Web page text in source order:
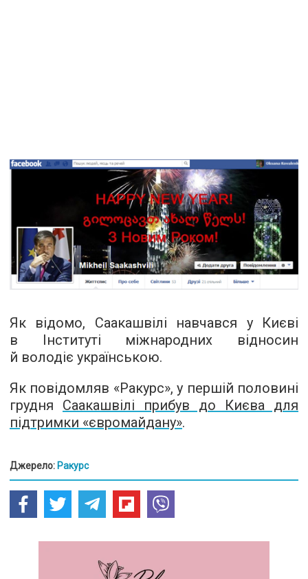
Як відомо, Саакашвілі навчався у Києві
в Інституті міжнародних відносин
й володіє українською.
Як повідомляв «Ракурс», у першій половині
грудня Саакашвілі прибув до Києва для
підтримки «євромайдану».
Джерело: Ракурс